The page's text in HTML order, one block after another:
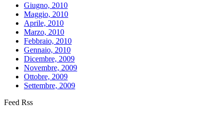
Giugno, 2010
Maggio, 2010
Aprile, 2010
Marzo, 2010
Febbraio, 2010
Gennaio, 2010
Dicembre, 2009
Novembre, 2009
Ottobre, 2009
Settembre, 2009
Feed Rss